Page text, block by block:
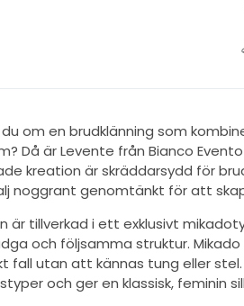
om en brudklänning som
Då är Levente från Bianco
kreation är skräddarsydd för
noggrant genomtänkt för att
är tillverkad i ett exklusivt
och följsamma struktur.
fall utan att kännas tung eller stel.
och ger en klassisk, feminin